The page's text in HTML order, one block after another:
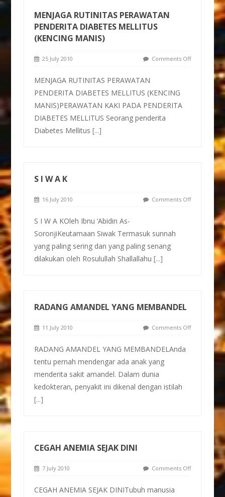
MENJAGA RUTINITAS PERAWATAN
PENDERITA DIABETES MELLITUS
(KENCING MANIS)
25 July 2010 Comments Off
MENJAGA RUTINITAS PERAWATAN
PENDERITA DIABETES MELLITUS (KENCING
MANIS)PERAWATAN KAKI PADA PENDERITA
DIABETES MELLITUS Seorang penderita
Diabetes Mellitus[...]
S I W A K
16 July 2010 Comments Off
S I W A KOleh Ibnu ‘Abidin As-
SoronjiKeutamaan Siwak Termasuk sunnah
yang paling sering dan yang paling senang
dilakukan oleh Rosulullah Shallallahu[...]
RADANG AMANDEL YANG MEMBANDEL
11 July 2010 Comments Off
RADANG AMANDEL YANG MEMBANDELAnda
tentu pernah mendengar ada anak yang
menderita sakit amandel. Dalam dunia
kedokteran, penyakit ini dikenal dengan istilah
[...]
CEGAH ANEMIA SEJAK DINI
7 July 2010 Comments Off
CEGAH ANEMIA SEJAK DINITubuh manusia